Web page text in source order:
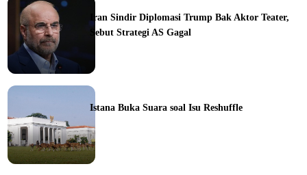
Iran Sindir Diplomasi Trump Bak Aktor Teater,
Sebut Strategi AS Gagal
Istana Buka Suara soal Isu Reshuffle